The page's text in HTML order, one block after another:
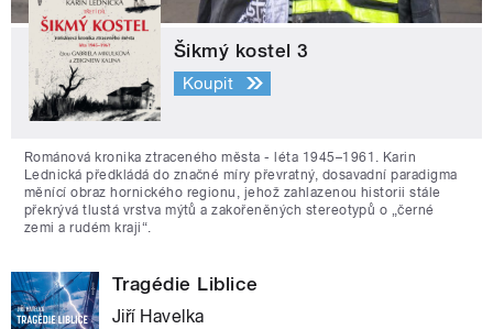
Šikmý kostel 3
Koupit
Románová kronika ztraceného města - léta 1945–1961. Karin
Lednická předkládá do značné míry převratný, dosavadní paradigma
měnící obraz hornického regionu, jehož zahlazenou historii stále
překrývá tlustá vrstva mýtů a zakořeněných stereotypů o „černé
zemi a rudém kraji“.
Tragédie Liblice
Jiří Havelka